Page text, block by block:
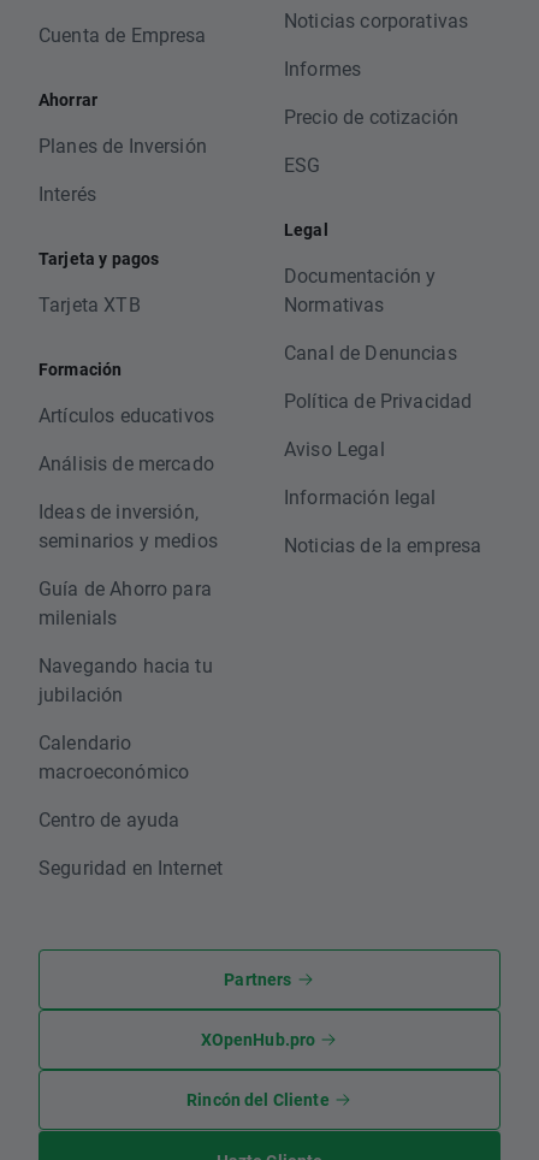
Cuenta de Empresa
Ahorrar
Planes de Inversión
Interés
Tarjeta y pagos
Tarjeta XTB
Formación
Artículos educativos
Análisis de mercado
Ideas de inversión,
seminarios y medios
Guía de Ahorro para
milenials
Navegando hacia tu
jubilación
Calendario
macroeconómico
Centro de ayuda
Seguridad en Internet
Noticias corporativas
Informes
Precio de cotización
ESG
Legal
Documentación y
Normativas
Canal de Denuncias
Política de Privacidad
Aviso Legal
Información legal
Noticias de la empresa
Partners
XOpenHub.pro
Rincón del Cliente